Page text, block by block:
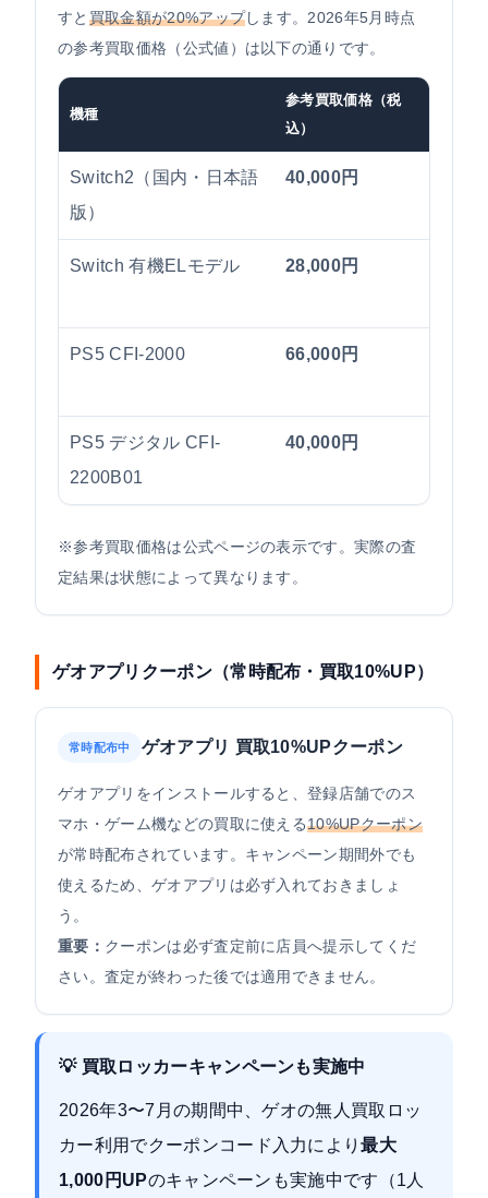
すと 買取金額が20%アップします。2026年5月時点
の参考買取価格（公式値）は以下の通りです。
機種
参考買取価格（税
込）
Switch2（国内・日本語
版）
40,000円
Switch 有機ELモデル 28,000円
PS5 CFI-2000 66,000円
PS5 デジタル CFI-
2200B01
40,000円
※参考買取価格は公式ページの表示です。実際の査
定結果は状態によって異なります。
ゲオアプリクーポン（常時配布・買取10%UP）
常時配布中 ゲオアプリ 買取10%UPクーポン
ゲオアプリをインストールすると、登録店舗でのス
マホ・ゲーム機などの買取に使える10%UPクーポン
が常時配布されています。キャンペーン期間外でも
使えるため、ゲオアプリは必ず入れておきましょ
う。
重要： クーポンは必ず査定前に店員へ提示してくだ
さい。査定が終わった後では適用できません。
💡 買取ロッカーキャンペーンも実施中
2026年3〜7月の期間中、ゲオの無人買取ロッ
カー利用でクーポンコード入力により最大
1,000円UPのキャンペーンも実施中です（1人